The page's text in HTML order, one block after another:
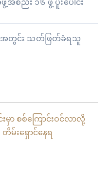
ည်း ၁၆ ဖွဲ့ ပူးပေါင်း
အတွင်း သတ်ဖြတ်ခံရသူ
မှာ စစ်ကြောင်းဝင်လာလို့
မ်းရှောင်နေရ